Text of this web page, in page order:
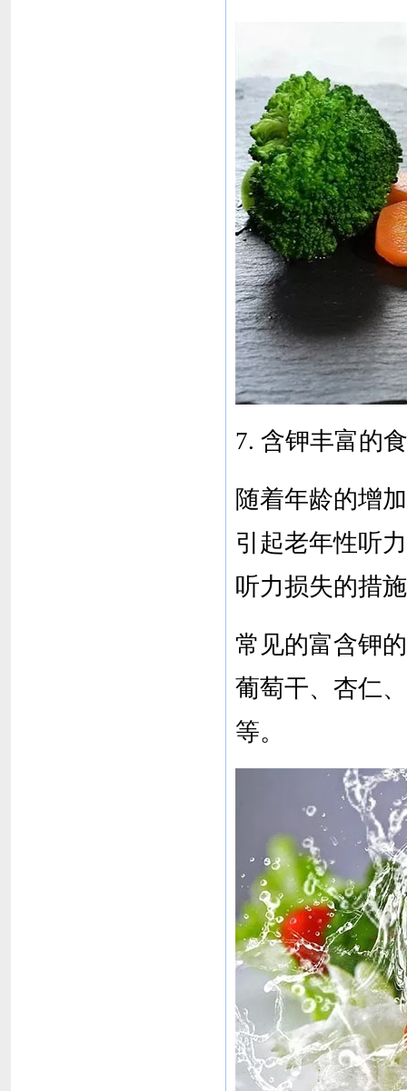
7. 含钾丰富的
随着年龄的增
引起老年性听
听力损失的措
常见的富含钾
葡萄干、杏仁
等。